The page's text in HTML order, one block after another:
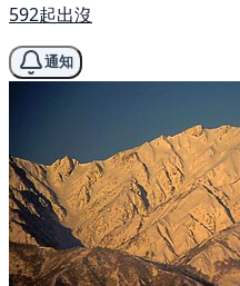
592起出沒
通知